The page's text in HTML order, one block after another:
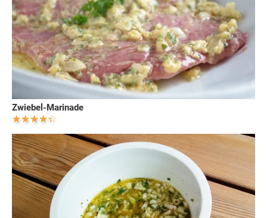
Zwiebel-Marinade